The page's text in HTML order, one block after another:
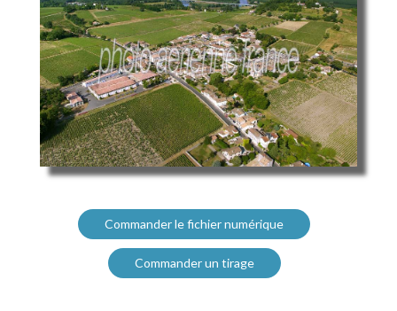
Commander le fichier numérique
Commander un tirage